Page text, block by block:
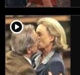
player2